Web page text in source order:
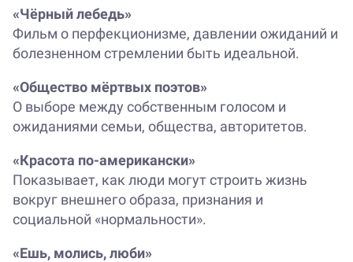
«Чёрный лебедь»
Фильм о перфекционизме, давлении ожиданий и
болезненном стремлении быть идеальной.
«Общество мёртвых поэтов»
О выборе между собственным голосом и
ожиданиями семьи, общества, авторитетов.
«Красота по-американски»
Показывает, как люди могут строить жизнь
вокруг внешнего образа, признания и
социальной «нормальности».
«Ешь, молись, люби»